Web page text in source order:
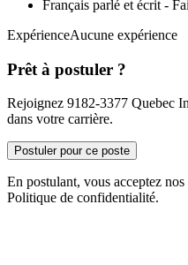
Français parlé et écrit -
ExpérienceAucune expérience
Prêt à postuler ?
Rejoignez 9182-3377 Quebec
dans votre carrière.
Postuler pour ce poste
En postulant, vous acceptez
Politique de confidentialité.